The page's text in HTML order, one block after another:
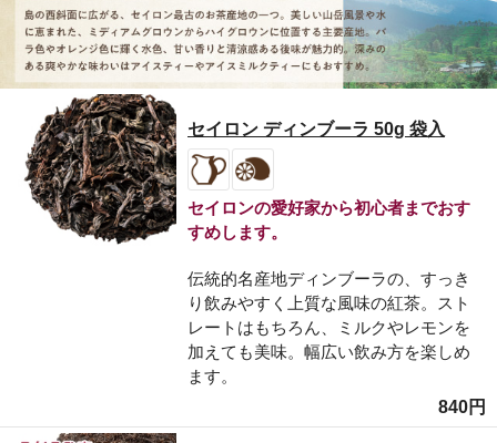
セイロン ディンブーラ 50g 袋入
セイロンの愛好家から初心者までおす
すめします。
伝統的名産地ディンブーラの、すっき
り飲みやすく上質な風味の紅茶。スト
レートはもちろん、ミルクやレモンを
加えても美味。幅広い飲み方を楽しめ
ます。
840円